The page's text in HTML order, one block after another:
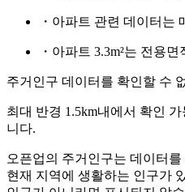
・아파트 관련 데이터는
・아파트 3.3m²는 전용
주거인구 데이터를 확인할 수
최대 반경 1.5km내에서 확인
니다.
오픈업의 주거인구는 데이터를
현재 지역에 생활하는 인구가